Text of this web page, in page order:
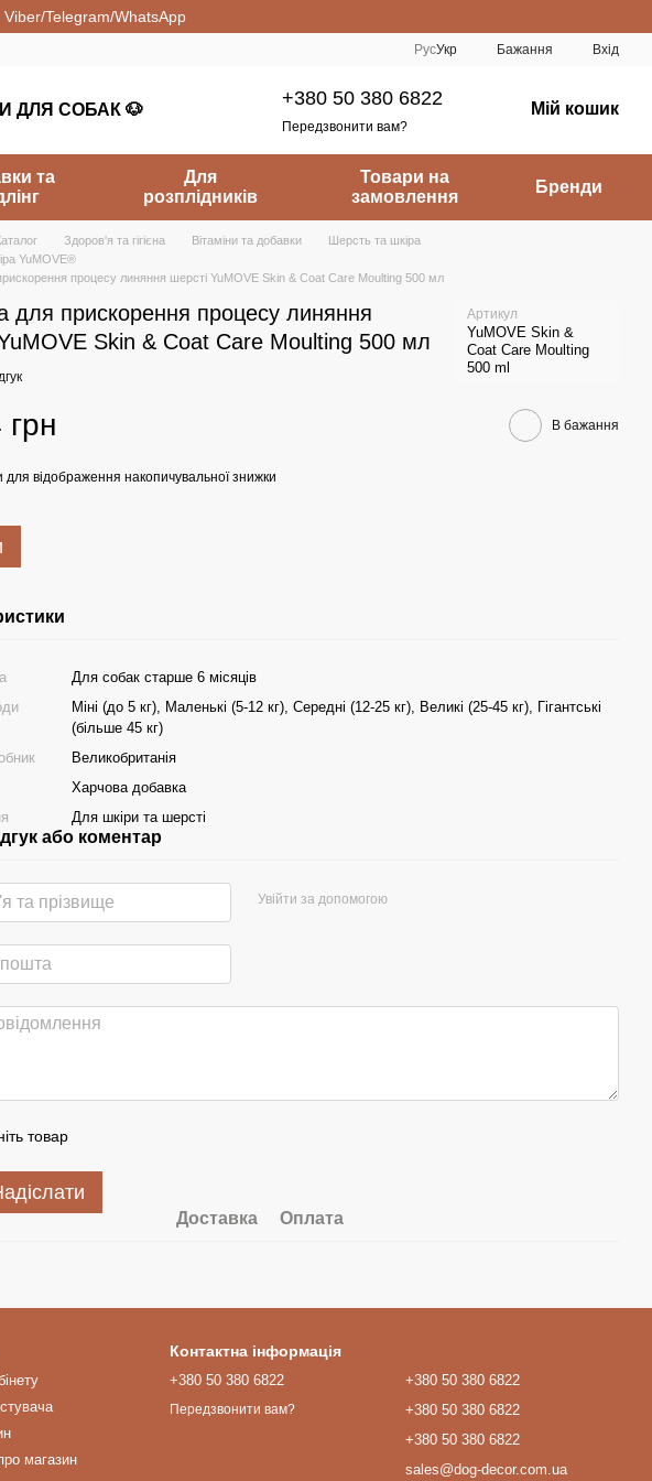
Viber/Telegram/WhatsApp
РусУкр Бажання Вхід
ДЛЯ СОБАК 🐶
+380 50 380 6822
Передзвонити вам?
Мій кошик
та
Для
розплідників
Товари на
замовлення
Бренди
Здоров'я та гігієна Вітаміни та добавки
Шерсть та шкіра
YuMOVE®
процесу линяння шерсті YuMOVE Skin & Coat Care Moulting 500 мл
для прискорення процесу линяння
Skin & Coat Care Moulting 500 мл
Артикул
YuMOVE Skin &
Coat Care Moulting
500 ml
В бажання
для відображення накопичувальної знижки
Для собак старше 6 місяців
Міні (до 5 кг), Маленькі (5-12 кг), Середні (12-25 кг), Великі (25-45 кг), Гігантські
(більше 45 кг)
Великобританія
Харчова добавка
Для шкіри та шерсті
або коментар
Увійти за допомогою
товар
Доставка Оплата
магазин
Контактна інформація
+380 50 380 6822
Передзвонити вам?
+380 50 380 6822
+380 50 380 6822
+380 50 380 6822
sales@dog-decor.com.ua